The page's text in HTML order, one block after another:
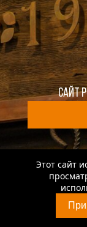
Сайт
Депозит
Этот сайт